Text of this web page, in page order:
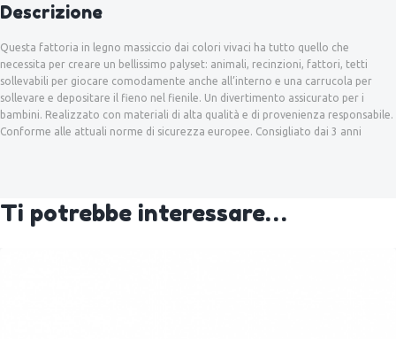
Descrizione
Questa fattoria in legno massiccio dai colori vivaci ha tutto quello che
necessita per creare un bellissimo palyset: animali, recinzioni, fattori, tetti
sollevabili per giocare comodamente anche all’interno e una carrucola per
sollevare e depositare il fieno nel fienile. Un divertimento assicurato per i
bambini. Realizzato con materiali di alta qualità e di provenienza responsabile.
Conforme alle attuali norme di sicurezza europee. Consigliato dai 3 anni
Ti potrebbe interessare…